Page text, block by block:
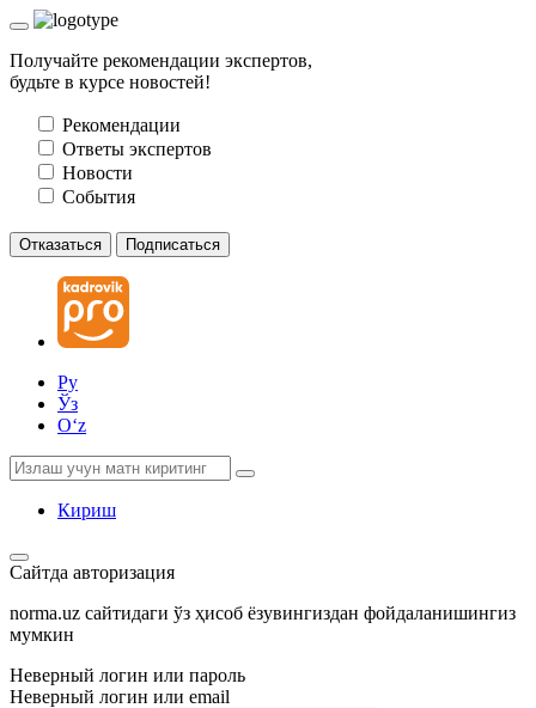
Получайте рекомендации экспертов,
будьте в курсе новостей!
Рекомендации
Ответы экспертов
Новости
События
Отказаться Подписаться
Ру
Ўз
Oʻz
Кириш
Сайтда авторизация
norma.uz сайтидаги ўз ҳисоб ёзувингиздан фойдаланишингиз
мумкин
Неверный логин или пароль
Неверный логин или email